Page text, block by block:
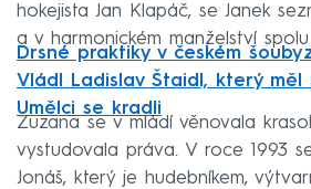
hokejista Jan Klapáč, se Janek
a v harmonickém manželství
Drsné praktiky v českém
Vládl Ladislav Štaidl, který měl
Umělci se kradli
Zuzana se v mládí věnovala
vystudovala práva. V roce 1993
Jonáš, který je hudebníkem,